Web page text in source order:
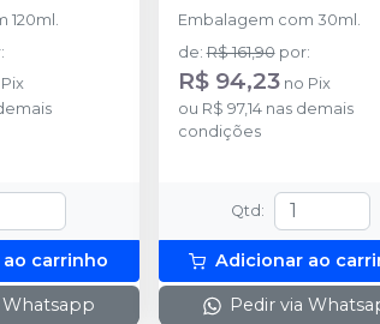
120ml.
:
Pix
carrinho
Whatsapp
Embalagem com 30ml.
de:R$ 161,90 por:
R$ 94,23 no Pix
ou R$ 97,14nas demais
condições
Qtd :
Adicionar ao
Pedir via